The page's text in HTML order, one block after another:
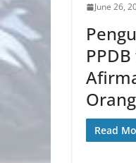
June 26,
Read